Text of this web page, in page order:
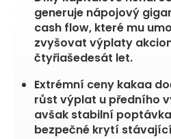
generuje nápojový
cash flow, které mu
zvyšovat výplaty
čtyřiašedesát let.
Extrémní ceny kakaa
růst výplat u předního
avšak stabilní
bezpečné krytí